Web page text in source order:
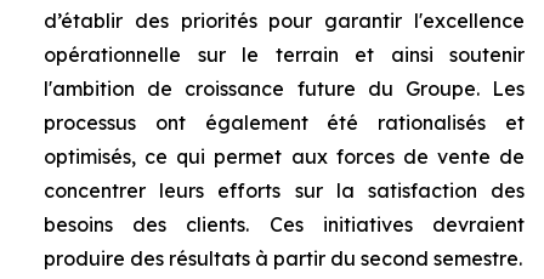
d’établir des priorités pour garantir l'excellence
opérationnelle sur le terrain et ainsi soutenir
l'ambition de croissance future du Groupe. Les
processus ont également été rationalisés et
optimisés, ce qui permet aux forces de vente de
concentrer leurs efforts sur la satisfaction des
besoins des clients. Ces initiatives devraient
produire des résultats à partir du second semestre.